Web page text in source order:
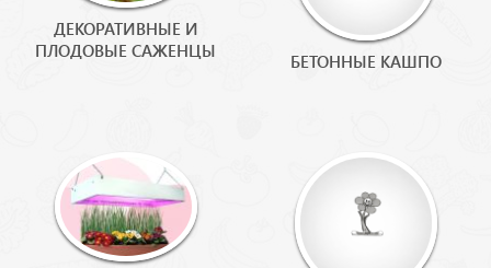
ДЕКОРАТИВНЫЕ И
ПЛОДОВЫЕ САЖЕНЦЫ
БЕТОННЫЕ КАШПО